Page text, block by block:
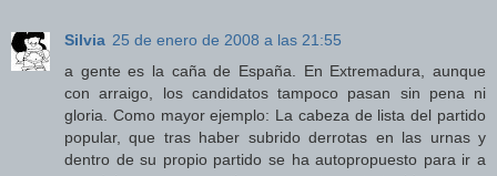
Silvia 25 de enero de 2008 a las 21:55
a gente es la caña de España. En Extremadura, aunque
con arraigo, los candidatos tampoco pasan sin pena ni
gloria. Como mayor ejemplo: La cabeza de lista del partido
popular, que tras haber subrido derrotas en las urnas y
dentro de su propio partido se ha autopropuesto para ir a